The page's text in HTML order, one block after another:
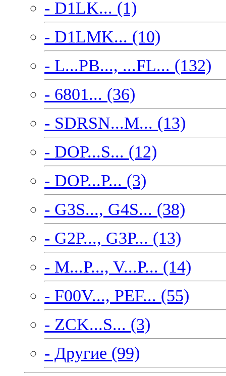
- D1LK... (1)
- D1LMK... (10)
- L...PB..., ...FL... (132)
- 6801... (36)
- SDRSN...M... (13)
- DOP...S... (12)
- DOP...P... (3)
- G3S..., G4S... (38)
- G2P..., G3P... (13)
- M...P..., V...P... (14)
- F00V..., PEF... (55)
- ZCK...S... (3)
- Другие (99)